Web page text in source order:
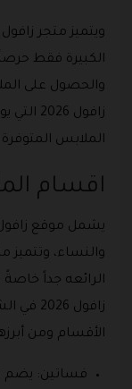
ويتميز متجر
الكبيرة فقط
والحصول على
زافول
الملابس المتوفرة
اقسام
يشمل موقع زافول
والنساء، وتتميز
الرائعه جداً
زافول
الأقسام ومن
فساتين: يضم